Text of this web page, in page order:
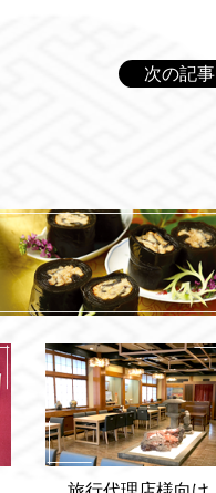
次の記事